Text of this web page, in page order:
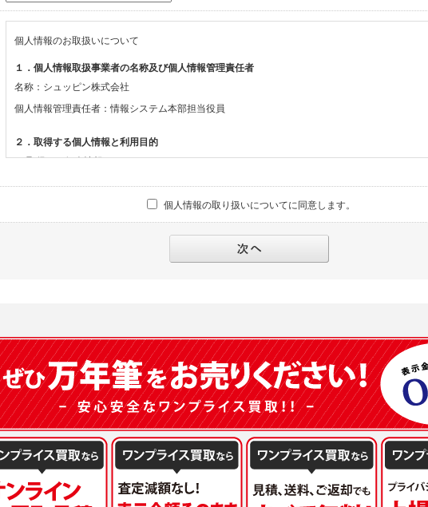
個人情報のお取扱いについて
１．個人情報取扱事業者の名称及び個人情報管理責任者
名称：シュッピン株式会社
個人情報管理責任者：情報システム本部担当役員
２．取得する個人情報と利用目的
(1)取得する個人情報
・お問合せへの対応のため
(2)法令等により開示を求められた場合。
(3)ご本人または公衆の生命、身体又は財産の保護のために必要がある場合であって、本人の同
(4)国の機関若しくは地方公共団体又はその委託を受けた者が法令の定める事務を遂行すること
本人の同意を得ることにより当該事務の遂行に支障を及ぼすおそれがあるとき。
(5)業務を円滑に進めるために、外部業者に個人データの一部又は全部の処理を委託する場合（
の安全管理が図られるように、委託先に対する必要かつ適切な監督を行ないます）。
当社への個人情報の提供はお客様の任意ですが、必要な個人情報をご提供いただけない場合、
ますのでご了承下さい。
個人情報の取り扱いについてに同意します。